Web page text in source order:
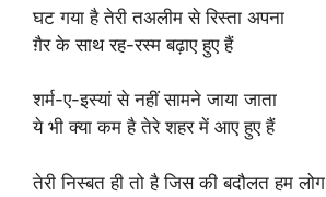
घट गया है तेरी तअलीम से रिस्ता अपना
ग़ैर के साथ रह-रस्म बढ़ाए हुए हैं
शर्म-ए-इस्यां से नहीं सामने जाया जाता
ये भी क्या कम है तेरे शहर में आए हुए हैं
तेरी निस्बत ही तो है जिस की बदौलत हम लोग